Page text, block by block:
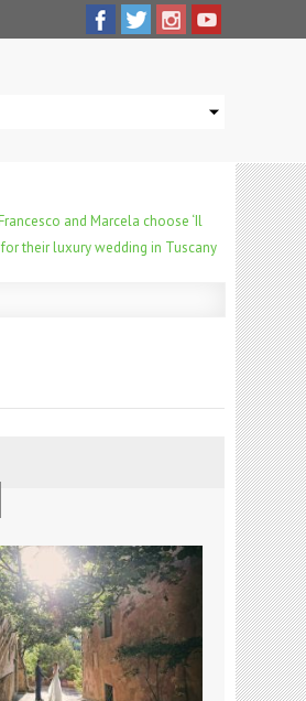
and Marcela choose ‘Il
for their luxury wedding in Tuscany